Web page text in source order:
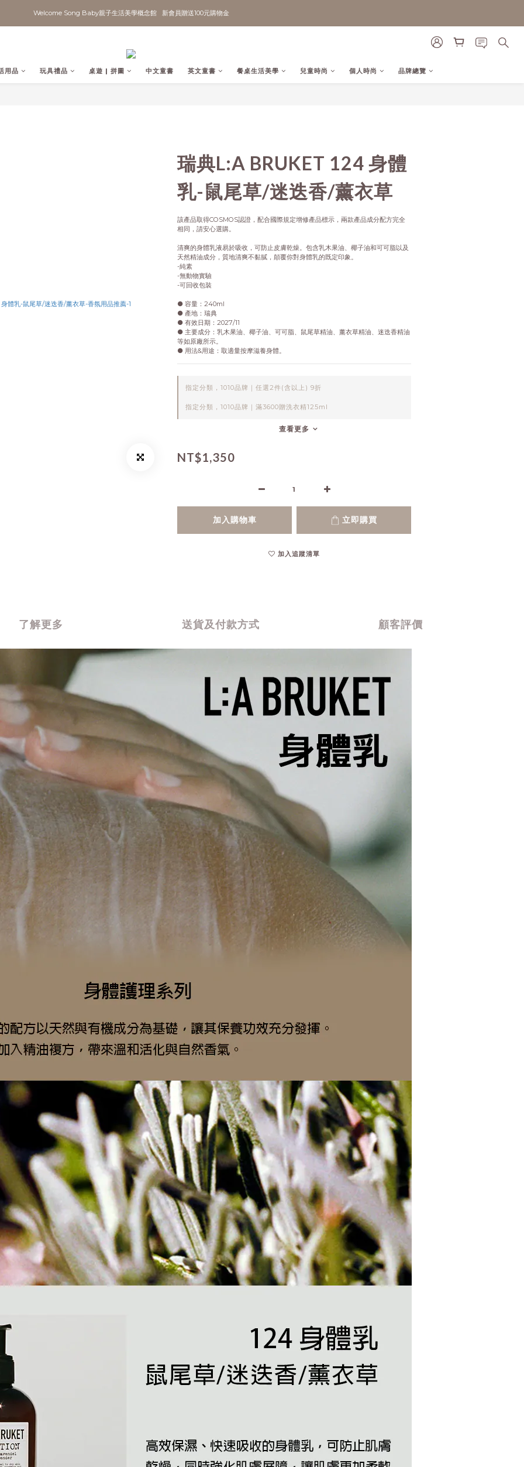
Welcome Song Baby親子生活美學概念館   新會員贈送100元購物金
用品 玩具禮品 桌遊 | 拼圖 中文童書 英文童書 餐桌生活美學 兒童時尚 個人時尚 品牌總覽
瑞典L:A BRUKET 124 身體
乳-鼠尾草/迷迭香/薰衣草
該產品取得COSMOS認證，配合國際規定增修產品標示，兩款產品成分配方完全
相同，請安心選購。
清爽的身體乳液易於吸收，可防止皮膚乾燥。包含乳木果油、椰子油和可可脂以及
天然精油成分，質地清爽不黏膩，顛覆你對身體乳的既定印象。
-純素
-無動物實驗
-可回收包裝
● 容量：240ml
● 產地：瑞典
● 有效日期：2027/11
● 主要成分：乳木果油、椰子油、可可脂、鼠尾草精油、薰衣草精油、迷迭香精油
等如原廠所示。
● 用法&用途：取適量按摩滋養身體。
指定分類，1010品牌｜任選2件(含以上) 9折
指定分類，1010品牌｜滿3600贈洗衣精125ml
查看更多
NT$1,350
加入購物車 立即購買
加入追蹤清單
了解更多 送貨及付款方式 顧客評價